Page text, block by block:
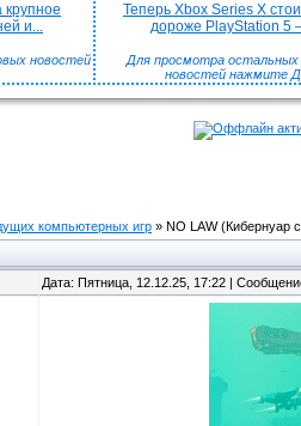
крупное
и...
новостей
Теперь Xbox Series X
дороже PlayStation 5
Для просмотра остальных
новостей нажмите
компьютерных игр » NO LAW (Кибернуар
Дата: Пятница, 12.12.25, 17:22 |